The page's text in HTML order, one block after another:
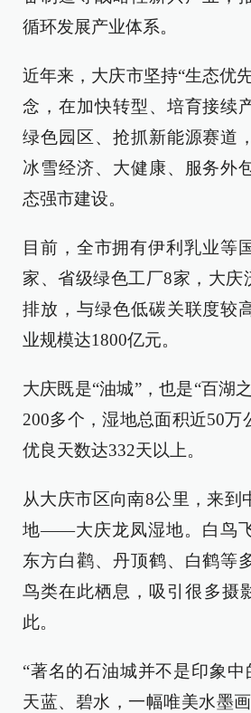
循环发展产业体系。
近年来，大庆市坚持“生态优
念，在加快转型、培育接续
绿色园区、抢抓新能源赛道
冰雪经济、大健康、服务外
态强市建设。
目前，全市拥有伊利乳业等
家、省级绿色工厂8家，大庆
排放，与绿色低碳关联度较
业规模达1800亿元。
大庆既是“油城”，也是“百湖
200多个，湿地总面积近50万
优良天数达332天以上。
从大庆市区向南8公里，来到
地——大庆龙凤湿地。白鸟
东方白鹳、丹顶鹤、白鹤等
鸟类在此栖息，吸引很多摄
此。
“著名的石油城并不是印象中
天蓝、碧水，一幅唯美水墨